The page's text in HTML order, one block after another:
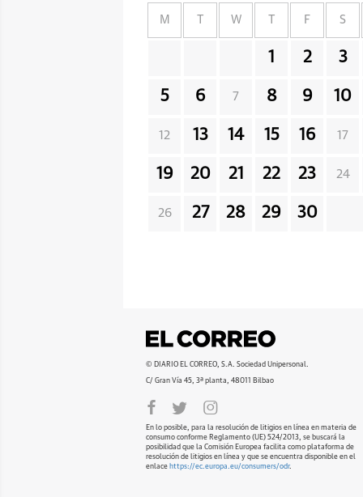
M W F S
1 2 3
5 6 7 8 9 10
12 13 14 15 16 17
19 20 21 22 23 24
26 27 28 29 30
© DIARIO EL CORREO, S.A. Sociedad Unipersonal.
C/ Gran Vía 45, 3ª planta, 48011 Bilbao
En lo posible, para la resolución de litigios en línea en materia de
consumo conforme Reglamento (UE) 524/2013, se buscará la
posibilidad que la Comisión Europea facilita como plataforma de
resolución de litigios en línea y que se encuentra disponible en el
enlace https://ec.europa.eu/consumers/odr.